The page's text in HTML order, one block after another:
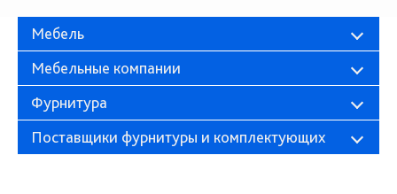
Мебель
Мебельные компании
Фурнитура
Поставщики фурнитуры и комплектующих